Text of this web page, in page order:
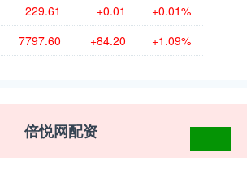
229.61 +0.01 +0.01%
7797.60 +84.20 +1.09%
倍悦网配资